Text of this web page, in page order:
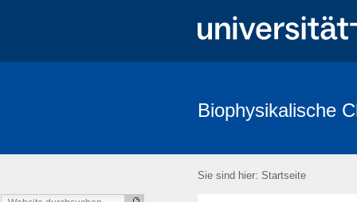
Biophysikalische
Sie sind hier: Startseite